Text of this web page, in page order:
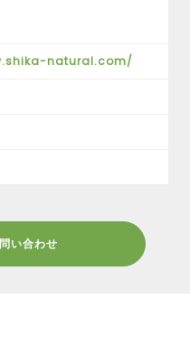
natural.com/
い合わせ